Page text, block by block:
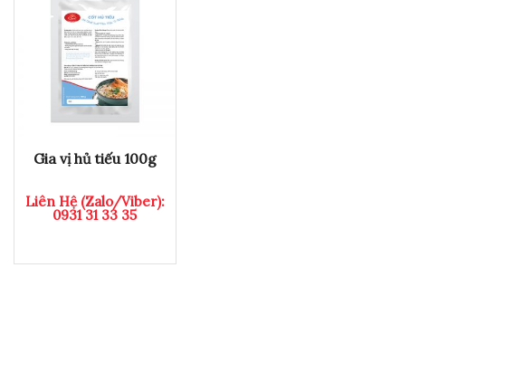
Gia vị hủ tiếu 100g
Liên Hệ (Zalo/Viber):
0931 31 33 35